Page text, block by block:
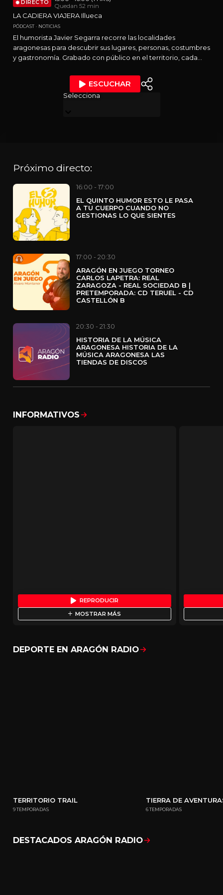
DIRECTO
Quedan 52 min
LA CADIERA VIAJERA Illueca
PÓDCAST NOTICIAS
El humorista Javier Segarra recorre las localidades
aragonesas para descubrir sus lugares, personas, costumbres
y gastronomía. Grabado con público en el territorio, cada
combina cultura, tradición y diversión, ofreciendo a los
oyentes un viaje único por Aragón.
ESCUCHAR
Selecciona
Próximo directo:
16:00 - 17:00
EL QUINTO HUMOR ESTO LE PASA
A TU CUERPO CUANDO NO
GESTIONAS LO QUE SIENTES
17:00 - 20:30
ARAGÓN EN JUEGO TORNEO
CARLOS LAPETRA: REAL
ZARAGOZA - REAL SOCIEDAD B |
PRETEMPORADA: CD TERUEL - CD
CASTELLÓN B
20:30 - 21:30
HISTORIA DE LA MÚSICA
ARAGONESA HISTORIA DE LA
MÚSICA ARAGONESA LAS
TIENDAS DE DISCOS
INFORMATIVOS Mostrar todo
REPRODUCIR
MOSTRAR MÁS
DEPORTE EN ARAGÓN RADIOMostrar todo
TERRITORIO TRAIL
9 TEMPORADAS
TIERRA DE
6 TEMPORADAS
DESTACADOS ARAGÓN RADIOMostrar todo